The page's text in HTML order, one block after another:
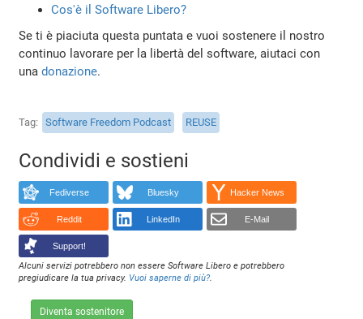
Cos'è il Software Libero?
Se ti è piaciuta questa puntata e vuoi sostenere il nostro
continuo lavorare per la libertà del software, aiutaci con
unadonazione.
Tag Software Freedom Podcast REUSE
Condividi e sostieni
Fediverse Bluesky Hacker News
Reddit LinkedIn E-Mail
Support!
Alcuni servizi potrebbero non essere Software Libero e potrebbero
pregiudicare la tua privacy. Vuoi saperne di più?.
Diventa sostenitore